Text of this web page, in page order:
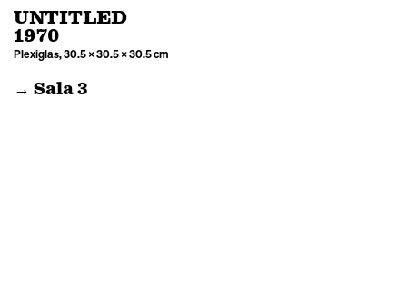
UNTITLED
1970
Plexiglas, 30.5 × 30.5 × 30.5 cm
→ Sala 3